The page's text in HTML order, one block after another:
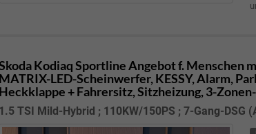
KodiaqSportline Angebot f. Menschen
MATRIX-LED-Scheinwerfer, KESSY, Alarm,
Heckklappe + Fahrersitz, Sitzheizung, 3-
1.5 TSI Mild-Hybrid ; 110KW/150PS ; 7-Gang-DSG